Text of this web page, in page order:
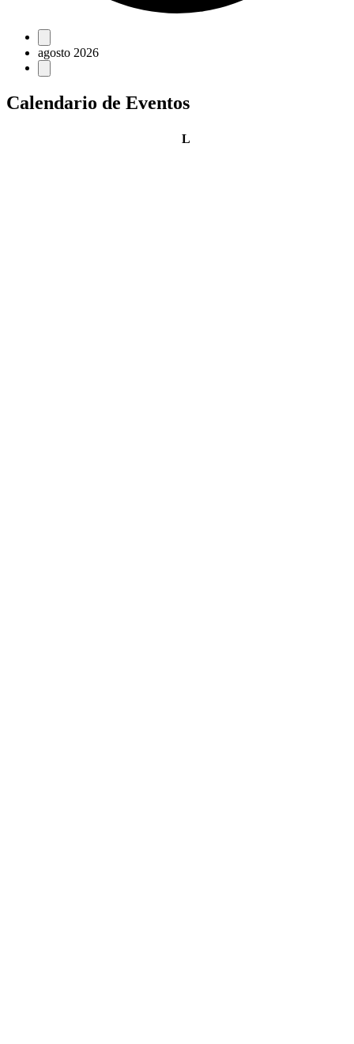
Eventos
agosto 2026
Calendario de Eventos
Llunes